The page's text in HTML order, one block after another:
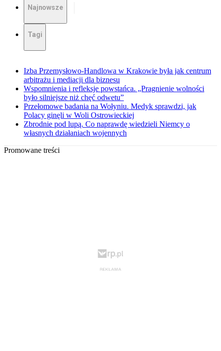
Najnowsze
Tagi
Izba Przemysłowo-Handlowa w Krakowie była jak centrum
arbitrażu i mediacji dla biznesu
Wspomnienia i refleksje powstańca. „Pragnienie wolności
było silniejsze niż chęć odwetu”
Przełomowe badania na Wołyniu. Medyk sprawdzi, jak
Polacy ginęli w Woli Ostrowieckiej
Zbrodnie pod lupą. Co naprawdę wiedzieli Niemcy o
własnych działaniach wojennych
Promowane treści